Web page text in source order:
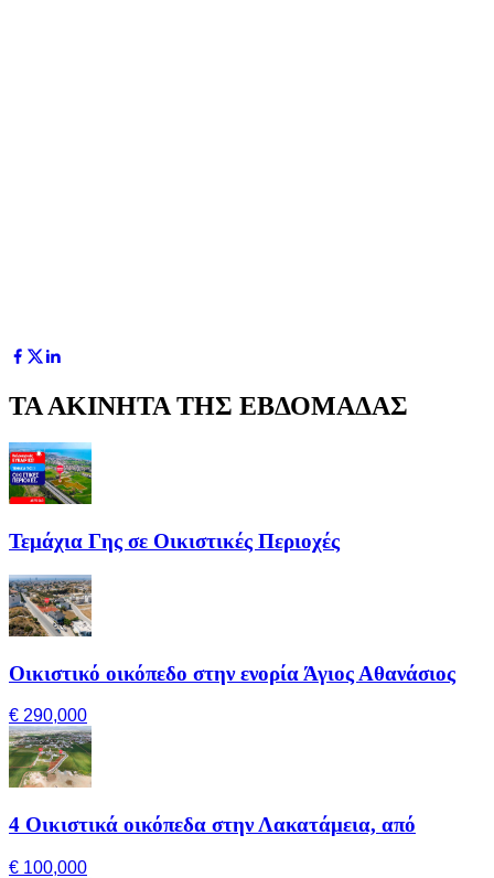
ΤΑ ΑΚΙΝΗΤΑ ΤΗΣ ΕΒΔΟΜΑΔΑΣ
Τεμάχια Γης σε Οικιστικές Περιοχές
Οικιστικό οικόπεδο στην ενορία Άγιος Αθανάσιος
€ 290,000
4 Οικιστικά οικόπεδα στην Λακατάμεια, από
€ 100,000